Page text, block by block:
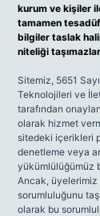
kurum ve kişiler
tamamen
bilgiler taslak
niteliği
Sitemiz, 5651
Teknolojileri ve
tarafından
olarak hizmet
sitedeki içerikleri
denetleme veya
yükümlülüğümüz
Ancak, üyelerimiz
sorumluluğunu
olarak bu